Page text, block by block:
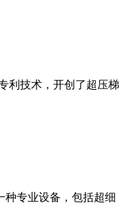
利技术，开创了超压梯
种专业设备，包括超细